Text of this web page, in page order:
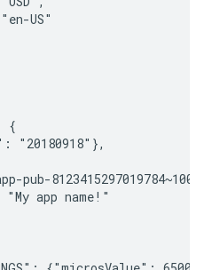
US"
{
"20180918"},
pub-
"My app name!"